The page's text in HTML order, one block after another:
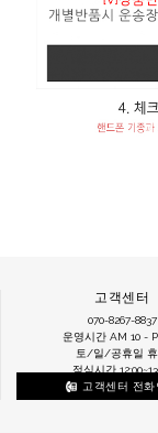
고객센터
070-8267-8837
운영시간 AM 10 -
토/일/공휴일
점심시간
고객센터 전화